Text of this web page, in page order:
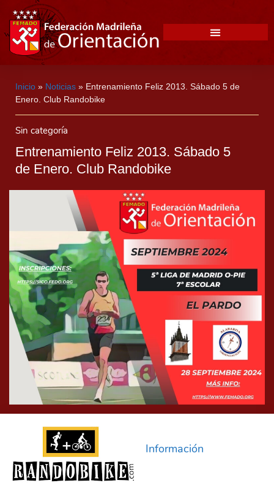
Inicio » Noticias » Entrenamiento Feliz 2013. Sábado 5 de
Enero. Club Randobike
Sin categoría
Entrenamiento Feliz 2013. Sábado 5
de Enero. Club Randobike
Información